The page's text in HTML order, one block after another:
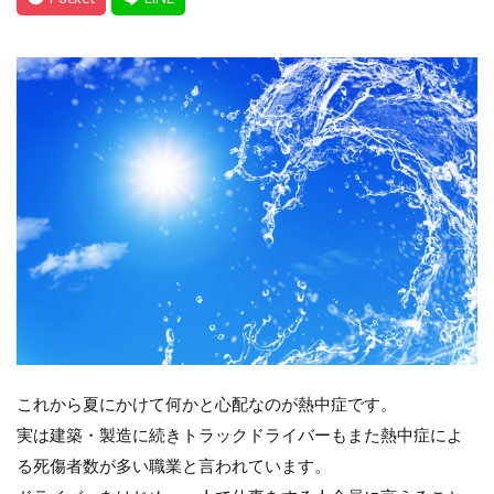
これから夏にかけて何かと心配なのが熱中症です。
実は建築・製造に続きトラックドライバーもまた熱中症によ
る死傷者数が多い職業と言われています。